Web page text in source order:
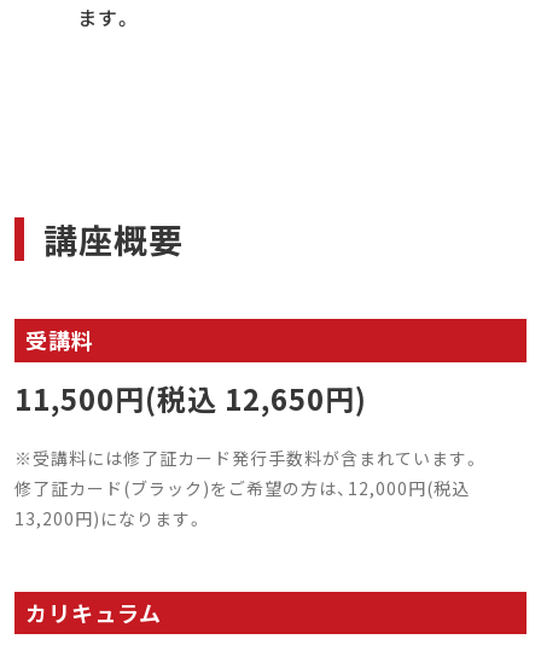
ます。
講座概要
受講料
11,500円(税込 12,650円)
※受講料には修了証カード発行手数料が含まれています。
修了証カード(ブラック)をご希望の方は、12,000円(税込
13,200円)になります。
カリキュラム